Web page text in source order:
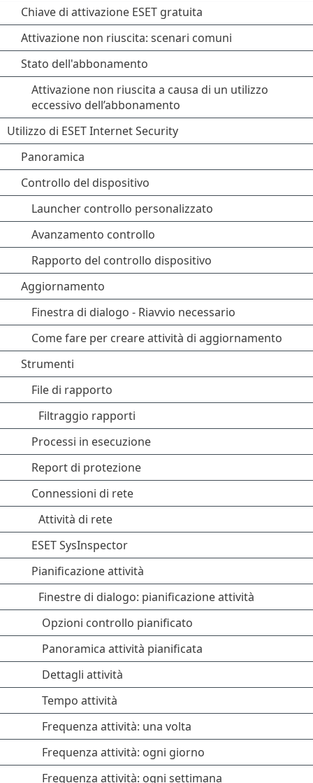
Chiave di attivazione ESET gratuita
Attivazione non riuscita: scenari comuni
Stato dell'abbonamento
Attivazione non riuscita a causa di un utilizzo
eccessivo dell’abbonamento
Utilizzo di ESET Internet Security
Panoramica
Controllo del dispositivo
Launcher controllo personalizzato
Avanzamento controllo
Rapporto del controllo dispositivo
Aggiornamento
Finestra di dialogo - Riavvio necessario
Come fare per creare attività di aggiornamento
Strumenti
File di rapporto
Filtraggio rapporti
Processi in esecuzione
Report di protezione
Connessioni di rete
Attività di rete
ESET SysInspector
Pianificazione attività
Finestre di dialogo: pianificazione attività
Opzioni controllo pianificato
Panoramica attività pianificata
Dettagli attività
Tempo attività
Frequenza attività: una volta
Frequenza attività: ogni giorno
Frequenza attività: ogni settimana